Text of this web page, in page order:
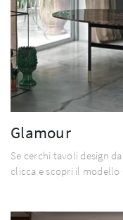
Glamour
Se cerchi tavoli design
clicca e scopri il modello